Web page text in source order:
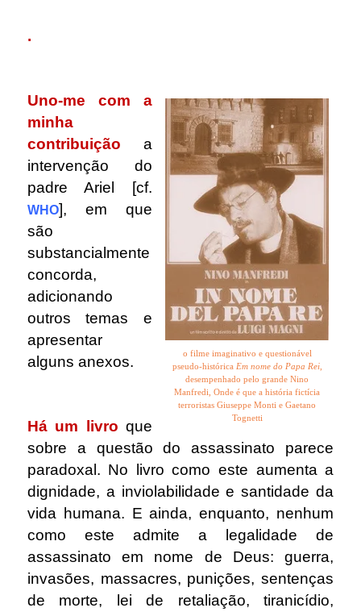
.
o filme imaginativo e questionável
pseudo-histórica Em nome do Papa Rei,
desempenhado pelo grande Nino
Manfredi, Onde é que a história fictícia
terroristas Giuseppe Monti e Gaetano
Tognetti
Uno-me com a
minha
contribuiçãoa
intervenção do
padre Ariel
[cf.
WHO], em que
são
substancialmente
concorda,
adicionando
outros temas e
apresentar
alguns anexos.
Há um livroque
sobre a questão do assassinato parece
paradoxal. No livro como este aumenta a
dignidade, a inviolabilidade e santidade da
vida humana. E ainda, enquanto, nenhum
como este admite a legalidade de
assassinato em nome de Deus: guerra,
invasões, massacres, punições, sentenças
de morte, lei de retaliação, tiranicídio,